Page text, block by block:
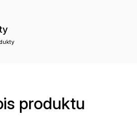
produktu